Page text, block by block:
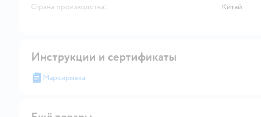
Страна производства:
Китай
Инструкции и сертификаты
Маркировка